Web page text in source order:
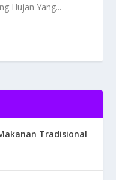
Hujan Yang...
Tradisional